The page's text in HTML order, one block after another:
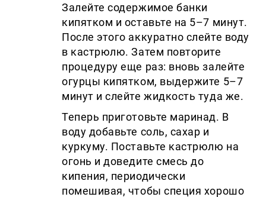
Залейте содержимое банки
кипятком и оставьте на 5–7 минут.
После этого аккуратно слейте воду
в кастрюлю. Затем повторите
процедуру еще раз: вновь залейте
огурцы кипятком, выдержите 5–7
минут и слейте жидкость туда же.
Теперь приготовьте маринад. В
воду добавьте соль, сахар и
куркуму. Поставьте кастрюлю на
огонь и доведите смесь до
кипения, периодически
помешивая, чтобы специя хорошо